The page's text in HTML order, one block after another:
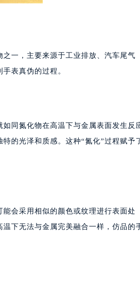
一，主要来源于工业排放、汽车尾气
表真伪的过程。
同氮化物在高温下与金属表面发生反
的光泽和质感。这种“氮化”过程赋予
会采用相似的颜色或纹理进行表面处
下无法与金属完美融合一样，仿品的